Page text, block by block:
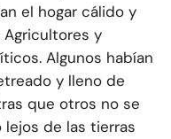
el hogar cálido y
Agricultores y
Algunos habían
y lleno de
que otros no se
lejos de las tierras